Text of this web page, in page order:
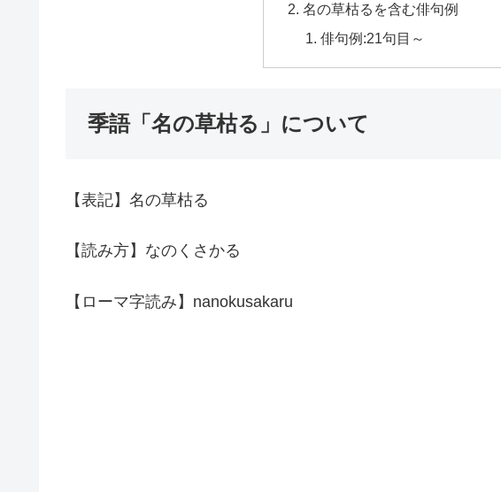
名の草枯るを含む俳句例
俳句例:21句目～
季語「名の草枯る」について
【表記】名の草枯る
【読み方】なのくさかる
【ローマ字読み】nanokusakaru